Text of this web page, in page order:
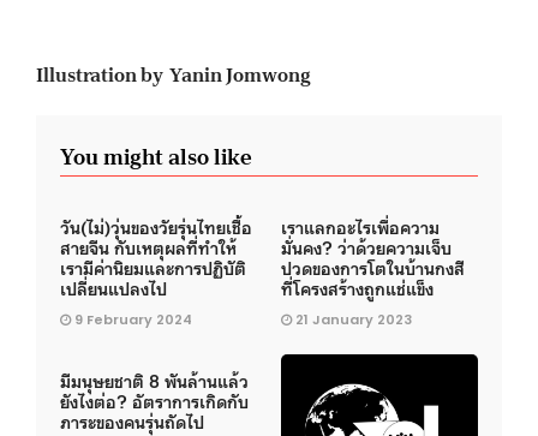
Illustration by Yanin Jomwong
You might also like
วัน(ไม่)วุ่นของวัยรุ่นไทยเชื้อ
สายจีน กับเหตุผลที่ทำให้
เรามีค่านิยมและการปฏิบัติ
เปลี่ยนแปลงไป
9 February 2024
เราแลกอะไรเพื่อความ
มั่นคง? ว่าด้วยความเจ็บ
ปวดของการโตในบ้านกงสี
ที่โครงสร้างถูกแช่แข็ง
21 January 2023
มีมนุษยชาติ 8 พันล้านแล้ว
ยังไงต่อ? อัตราการเกิดกับ
ภาระของคนรุ่นถัดไป